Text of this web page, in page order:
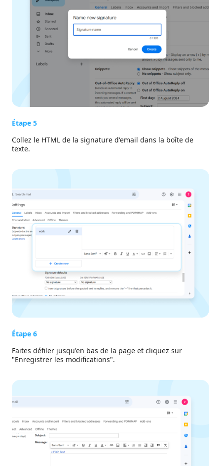
Étape 5
Collez le HTML de la signature d'email dans la boîte de
texte.
Étape 6
Faites défiler jusqu'en bas de la page et cliquez sur
"Enregistrer les modifications".